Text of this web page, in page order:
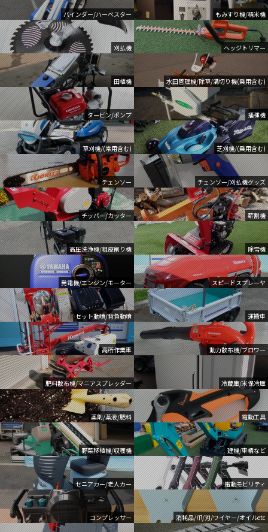
バインダー/ハーベスター もみすり機/精米機
刈払機 ヘッジトリマー
田植機 水田管理機/除草/溝切り機(乗用含む)
タービン/ポンプ 播種機
草刈機/(常用含む) 芝刈機/(乗用含む)
チェンソー チェンソー/刈払機グッズ
チッパー/カッター 薪割機
高圧洗浄機/粗皮削り機 除雪機
発電機/エンジン/モーター スピードスプレーヤ
セット動噴/背負動噴 運搬車
高所作業車 動力散布機/ブロワー
肥料散布機/マニアスプレッダー 冷蔵庫/米保冷庫
薬剤/薬液/肥料 電動工具
野菜移植機/収穫機 建機/車輌など
セニアカー/老人カー 電動モビリティ
コンプレッサー 消耗品/爪/刃/ワイヤー/オイルetc